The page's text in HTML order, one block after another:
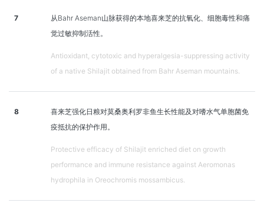
7
从Bahr Aseman山脉获得的本地喜来芝的抗氧化、细胞毒性和痛
觉过敏抑制活性。
Antioxidant, cytotoxic and hyperalgesia-suppressing activity
of a native Shilajit obtained from Bahr Aseman mountains.
8
喜来芝强化日粮对莫桑奥利罗非鱼生长性能及对嗜水气单胞菌免
疫抵抗的保护作用。
Protective efficacy of Shilajit enriched diet on growth
performance and immune resistance against Aeromonas
hydrophila in Oreochromis mossambicus.